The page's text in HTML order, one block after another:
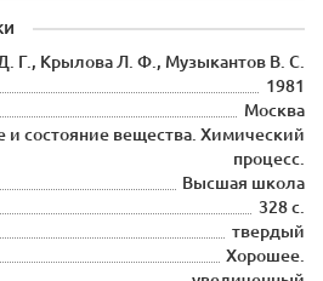
Г., Крылова Л. Ф., Музыкантов В. С.
1981
Москва
и состояние вещества. Химический
процесс.
Высшая школа
328 с.
твердый
Хорошее.